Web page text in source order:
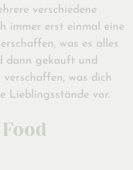
verschiedene
immer erst einmal eine
was es alles
dann gekauft und
was dich
Lieblingsstände vor.